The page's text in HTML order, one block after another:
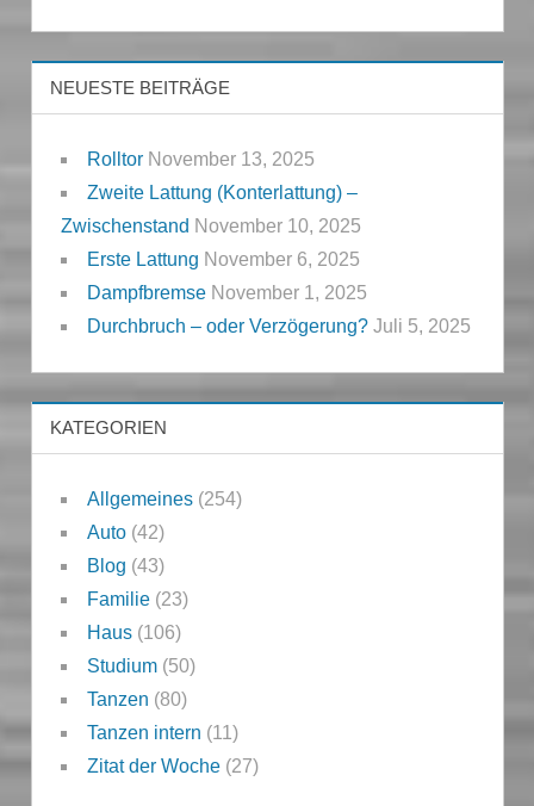
NEUESTE BEITRÄGE
Rolltor November 13, 2025
Zweite Lattung (Konterlattung) –
Zwischenstand November 10, 2025
Erste Lattung November 6, 2025
Dampfbremse November 1, 2025
Durchbruch – oder Verzögerung? Juli 5, 2025
KATEGORIEN
Allgemeines(254)
Auto(42)
Blog (43)
Familie(23)
Haus(106)
Studium(50)
Tanzen (80)
Tanzen intern (11)
Zitat der Woche(27)